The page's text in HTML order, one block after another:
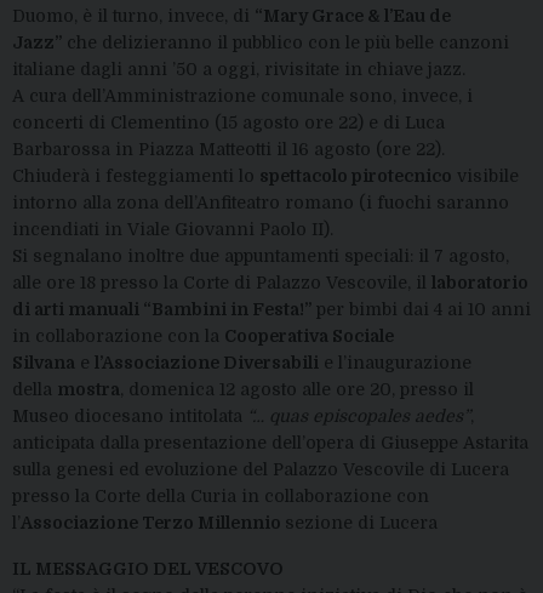
Duomo, è il turno, invece, di “Mary Grace & l’Eau de
Jazz” che delizieranno il pubblico con le più belle canzoni
italiane dagli anni ’50 a oggi, rivisitate in chiave jazz.
A cura dell’Amministrazione comunale sono, invece, i
concerti di Clementino (15 agosto ore 22) e di Luca
Barbarossa in Piazza Matteotti il 16 agosto (ore 22).
Chiuderà i festeggiamenti lo spettacolo pirotecnico visibile
intorno alla zona dell’Anfiteatro romano (i fuochi saranno
incendiati in Viale Giovanni Paolo II).
Si segnalano inoltre due appuntamenti speciali: il 7 agosto,
alle ore 18 presso la Corte di Palazzo Vescovile, il laboratorio
di arti manuali “Bambini in Festa!” per bimbi dai 4 ai 10 anni
in collaborazione con la Cooperativa Sociale
Silvana e l’Associazione Diversabili e l’inaugurazione
della mostra , domenica 12 agosto alle ore 20, presso il
Museo diocesano intitolata “… quas episcopales aedes”,
anticipata dalla presentazione dell’opera di Giuseppe Astarita
sulla genesi ed evoluzione del Palazzo Vescovile di Lucera
presso la Corte della Curia in collaborazione con
Associazione Terzo Millennio sezione di Lucera
IL MESSAGGIO DEL VESCOVO